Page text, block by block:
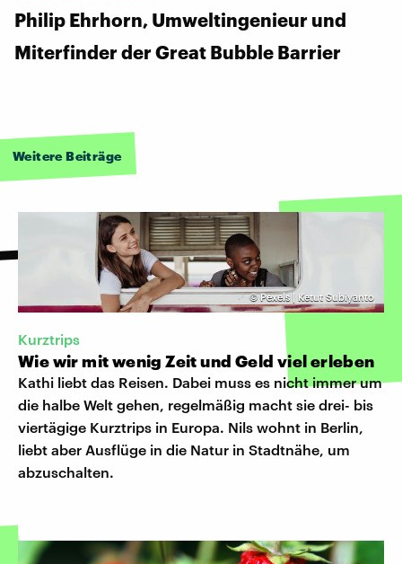
Philip Ehrhorn, Umweltingenieur und
Miterfinder der Great Bubble Barrier
Weitere Beiträge
©Pexels | Ketut Subiyanto
Kurztrips
Wie wir mit wenig Zeit und Geld viel erleben
Kathi liebt das Reisen. Dabei muss es nicht immer um
die halbe Welt gehen, regelmäßig macht sie drei- bis
viertägige Kurztrips in Europa. Nils wohnt in Berlin,
liebt aber Ausflüge in die Natur in Stadtnähe, um
abzuschalten.